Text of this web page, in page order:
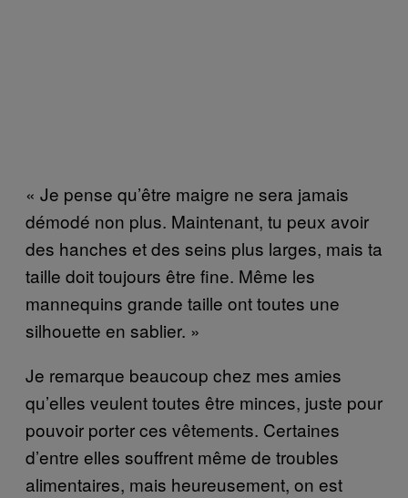
« Je pense qu’être maigre ne sera jamais
démodé non plus. Maintenant, tu peux avoir
des hanches et des seins plus larges, mais ta
taille doit toujours être fine. Même les
mannequins grande taille ont toutes une
silhouette en sablier. »
Je remarque beaucoup chez mes amies
qu’elles veulent toutes être minces, juste pour
pouvoir porter ces vêtements. Certaines
d’entre elles souffrent même de troubles
alimentaires, mais heureusement, on est